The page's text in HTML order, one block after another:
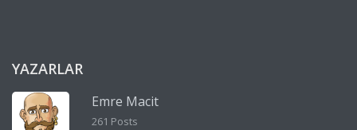
YAZARLAR
Emre Macit
261 Posts